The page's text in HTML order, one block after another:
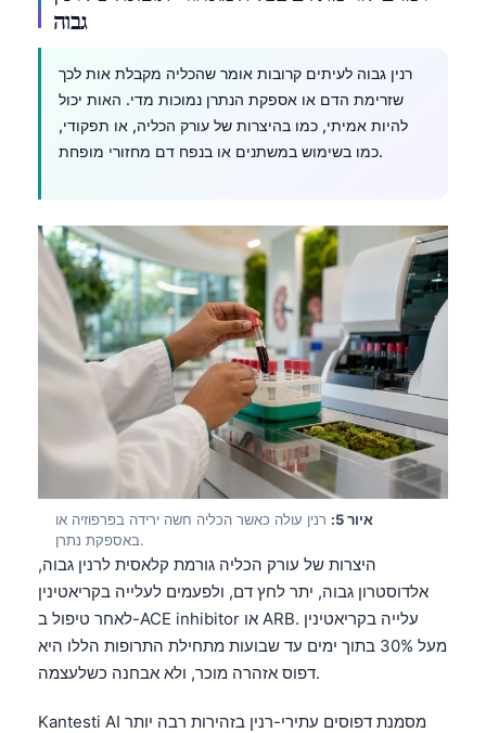
גבוה
רנין גבוה לעיתים קרובות אומר שהכליה מקבלת אות לכך
שזרימת הדם או אספקת הנתרן נמוכות מדי. האות יכול
להיות אמיתי, כמו בהיצרות של עורק הכליה, או תפקודי,
כמו בשימוש במשתנים או בנפח דם מחזורי מופחת.
איור 5:
רנין עולה כאשר הכליה חשה ירידה בפרפוזיה או
באספקת נתרן.
היצרות של עורק הכליה גורמת קלאסית לרנין גבוה,
אלדוסטרון גבוה, יתר לחץ דם, ולפעמים לעלייה בקריאטינין
לאחר טיפול ב-ACE inhibitor או ARB. עלייה בקריאטינין
מעל 30% בתוך ימים עד שבועות מתחילת התרופות הללו היא
דפוס אזהרה מוכר, ולא אבחנה כשלעצמה.
Kantesti AI מסמנת דפוסים עתירי-רנין בזהירות רבה יותר